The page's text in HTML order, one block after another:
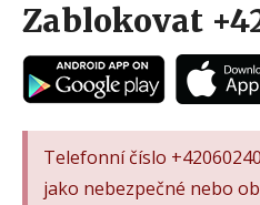
Zablokovat
Telefonní číslo
jako nebezpečné nebo